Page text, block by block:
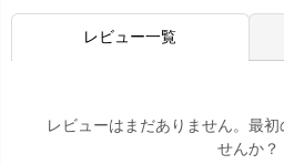
レビュー一覧
レビューはまだありません。最
せんか？